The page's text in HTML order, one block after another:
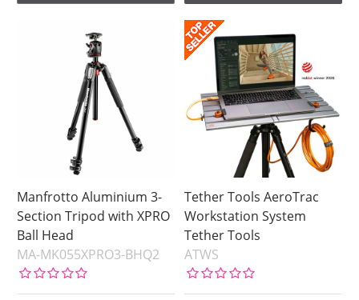
Manfrotto Aluminium 3-
Section Tripod with XPRO
Ball Head
MA-MK055XPRO3-BHQ2
Tether Tools AeroTrac
Workstation System
Tether Tools
ATWS